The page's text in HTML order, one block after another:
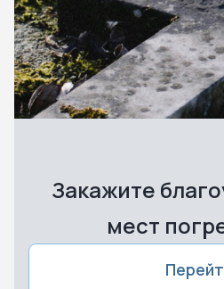
Закажите
мест